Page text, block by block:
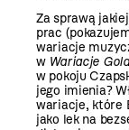
Za sprawą
prac
wariacje
w Wariacje
w pokoju
jego imienia?
wariacje, które
jako lek na